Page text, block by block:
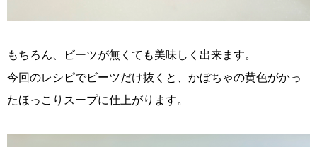
もちろん、ビーツが無くても美味しく出来ます。
今回のレシピでビーツだけ抜くと、かぼちゃの黄色がかっ
たほっこりスープに仕上がります。